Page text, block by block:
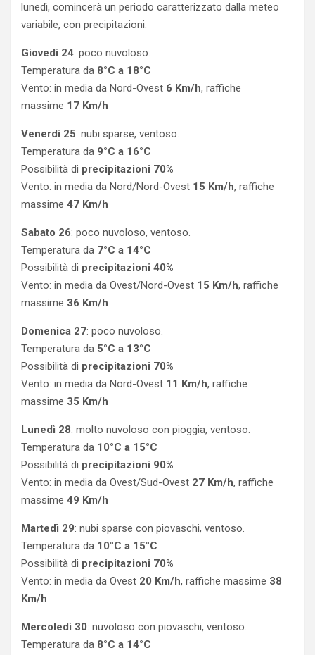
lunedì, comincerà un periodo caratterizzato dalla meteo
variabile, con precipitazioni.
Giovedì 24: poco nuvoloso.
Temperatura da 8°C a 18°C
Vento: in media da Nord-Ovest 6 Km/h, raffiche
massime 17 Km/h
Venerdì 25: nubi sparse, ventoso.
Temperatura da 9°C a 16°C
Possibilità di precipitazioni 70%
Vento: in media da Nord/Nord-Ovest 15 Km/h, raffiche
massime 47 Km/h
Sabato 26: poco nuvoloso, ventoso.
Temperatura da 7°C a 14°C
Possibilità di precipitazioni 40%
Vento: in media da Ovest/Nord-Ovest 15 Km/h, raffiche
massime 36 Km/h
Domenica 27: poco nuvoloso.
Temperatura da 5°C a 13°C
Possibilità di precipitazioni 70%
Vento: in media da Nord-Ovest 11 Km/h, raffiche
massime 35 Km/h
Lunedì 28: molto nuvoloso con pioggia, ventoso.
Temperatura da 10°C a 15°C
Possibilità di precipitazioni 90%
Vento: in media da Ovest/Sud-Ovest 27 Km/h, raffiche
massime 49 Km/h
Martedì 29: nubi sparse con piovaschi, ventoso.
Temperatura da 10°C a 15°C
Possibilità di precipitazioni 70%
Vento: in media da Ovest 20 Km/h, raffiche massime 38
Km/h
Mercoledì 30: nuvoloso con piovaschi, ventoso.
Temperatura da 8°C a 14°C